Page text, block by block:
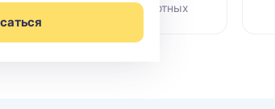
безопасно для детей и животных